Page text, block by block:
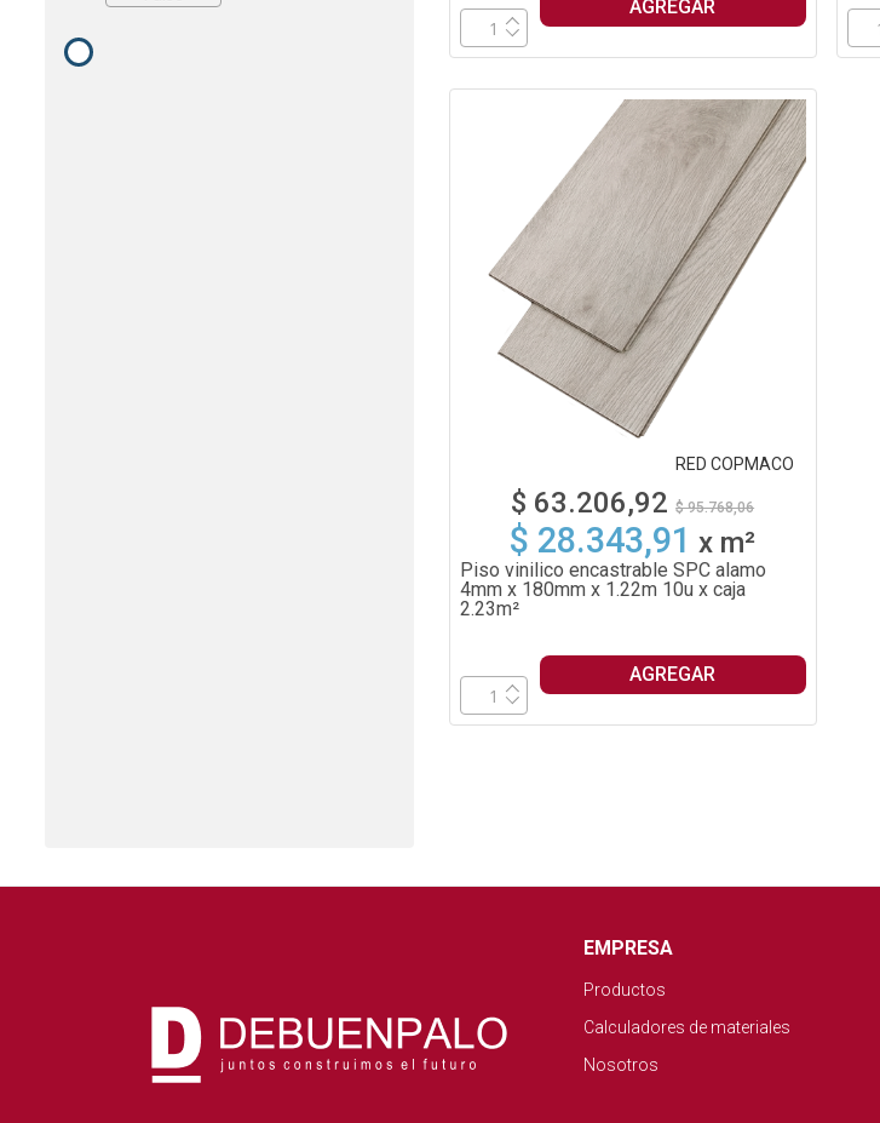
AGREGAR
RED COPMACO
$ 63.206,92$ 95.768,06
$ 28.343,91 x m²
Piso vinilico encastrable SPC alamo
4mm x 180mm x 1.22m 10u x caja
2.23m²
AGREGAR
EMPRESA
Productos
Calculadores de materiales
Nosotros